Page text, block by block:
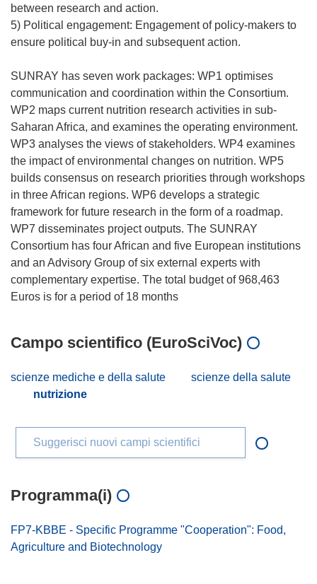
between research and action.
5) Political engagement: Engagement of policy-makers to
ensure political buy-in and subsequent action.
SUNRAY has seven work packages: WP1 optimises
communication and coordination within the Consortium.
WP2 maps current nutrition research activities in sub-
Saharan Africa, and examines the operating environment.
WP3 analyses the views of stakeholders. WP4 examines
the impact of environmental changes on nutrition. WP5
builds consensus on research priorities through workshops
in three African regions. WP6 develops a strategic
framework for future research in the form of a roadmap.
WP7 disseminates project outputs. The SUNRAY
Consortium has four African and five European institutions
and an Advisory Group of six external experts with
complementary expertise. The total budget of 968,463
Campo scientifico (EuroSciVoc)
scienze mediche e della salute
scienze della salute
nutrizione
Suggerisci nuovi campi scientifici
Programma(i)
FP7-KBBE - Specific Programme "Cooperation": Food,
Agriculture and Biotechnology